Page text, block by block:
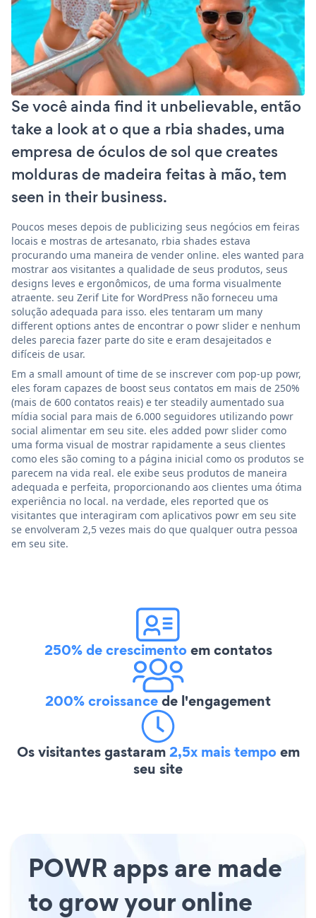
Se você ainda find it unbelievable, então
take a look at o que a rbia shades, uma
empresa de óculos de sol que creates
molduras de madeira feitas à mão, tem
seen in their business.
Poucos meses depois de publicizing seus negócios em feiras
locais e mostras de artesanato, rbia shades estava
procurando uma maneira de vender online. eles wanted para
mostrar aos visitantes a qualidade de seus produtos, seus
designs leves e ergonômicos, de uma forma visualmente
atraente. seu Zerif Lite for WordPress não forneceu uma
solução adequada para isso. eles tentaram um many
different options antes de encontrar o powr slider e nenhum
deles parecia fazer parte do site e eram desajeitados e
difíceis de usar.
Em a small amount of time de se inscrever com pop-up powr,
eles foram capazes de boost seus contatos em mais de 250%
(mais de 600 contatos reais) e ter steadily aumentado sua
mídia social para mais de 6.000 seguidores utilizando powr
social alimentar em seu site. eles added powr slider como
uma forma visual de mostrar rapidamente a seus clientes
como eles são coming to a página inicial como os produtos se
parecem na vida real. ele exibe seus produtos de maneira
adequada e perfeita, proporcionando aos clientes uma ótima
experiência no local. na verdade, eles reported que os
visitantes que interagiram com aplicativos powr em seu site
se envolveram 2,5 vezes mais do que qualquer outra pessoa
em seu site.
250% de crescimentoem contatos
200% croissancede l'engagement
Os visitantes gastaram2,5x mais tempoem
seu site
POWR apps are made
to grow your online